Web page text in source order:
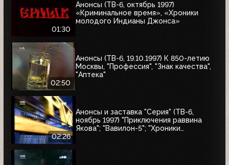
01:30
Анонсы (ТВ-6, октябрь 1997)
«Криминальное время», «Хроники
молодого Индианы Джонса»
02:50
Анонсы (ТВ-6, 19.10.1997) К 850-летию
Москвы, "Профессия", "Знак качества",
"Аптека"
02:26
Анонсы и заставка "Серия" (ТВ-6,
ноябрь 1997) "Приключения раввина
Якова"; "Вавилон-5"; "Хроники